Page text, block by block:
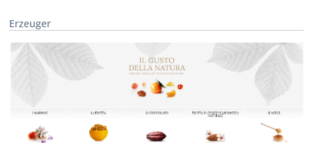
Erzeuger